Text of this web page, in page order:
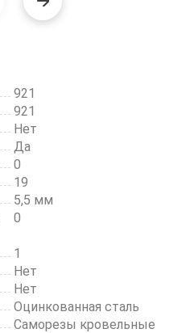
921
921
Нет
Да
0
19
5,5 мм
0
1
Нет
Нет
Оцинкованная сталь
Саморезы кровельные